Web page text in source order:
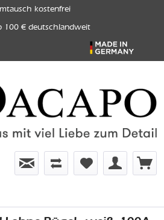
kostenfrei
100 € deutschlandweit